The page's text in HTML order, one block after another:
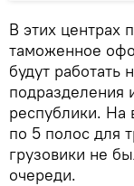
В этих центрах
таможенное
будут работать
подразделения
республики. На
по 5 полос для
грузовики не
очереди.